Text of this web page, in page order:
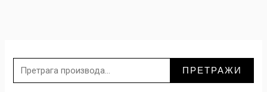
е
ПРЕТРАЖИ